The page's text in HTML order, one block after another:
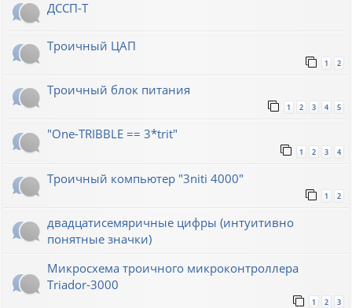
ДССП-Т
Троичный ЦАП
1 2
Троичный блок питания
1 2 3 4 5
"One-TRIBBLE == 3*trit"
1 2 3 4
Троичный компьютер "3niti 4000"
1 2
двадцатисемяричные цифры (интуитивно
понятные значки)
Микросхема троичного микроконтроллера
Triador-3000
1 2 3